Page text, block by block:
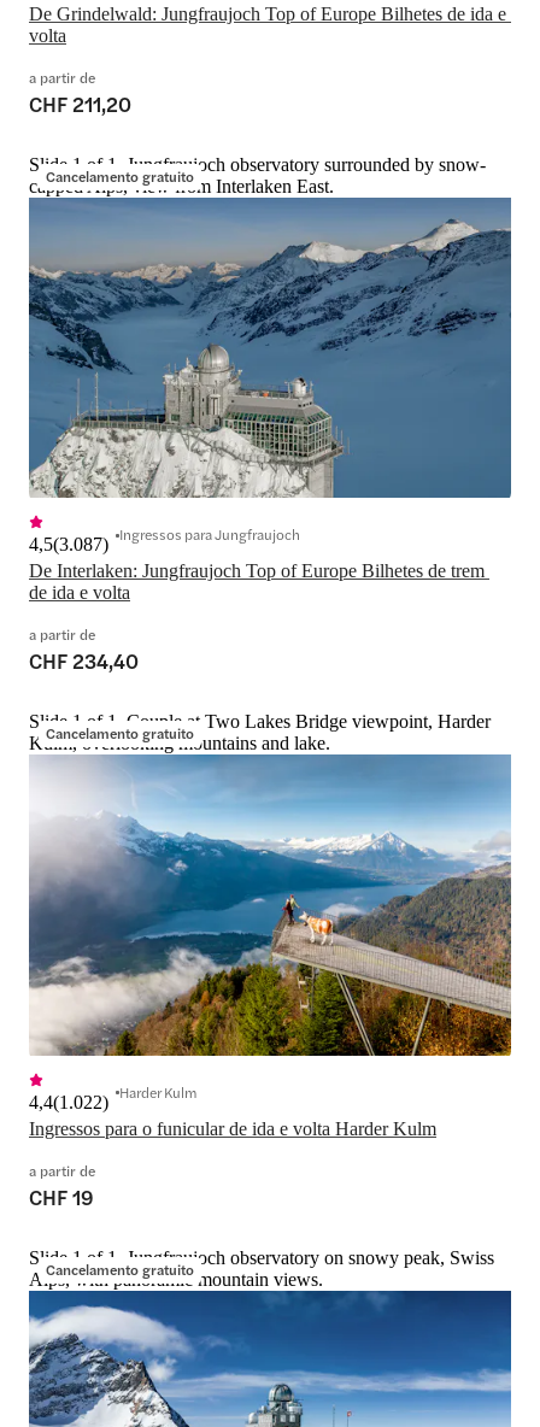
De Grindelwald: Jungfraujoch Top of Europe Bilhetes de ida e
volta
a partir de
CHF 211,20
Cancelamento gratuito
Slide 1 of 1, Jungfraujoch observatory surrounded by snow-
capped Alps, view from Interlaken East.
De Interlaken: Jungfraujoch Top of Europe Bilhetes de trem
de ida e volta
4,5(3.087) Ingressos para Jungfraujoch
a partir de
CHF 234,40
Cancelamento gratuito
Slide 1 of 1, Couple at Two Lakes Bridge viewpoint, Harder
Kulm, overlooking mountains and lake.
Ingressos para o funicular de ida e volta Harder Kulm
4,4(1.022) Harder Kulm
a partir de
CHF 19
Cancelamento gratuito
Slide 1 of 1, Jungfraujoch observatory on snowy peak, Swiss
Alps, with panoramic mountain views.